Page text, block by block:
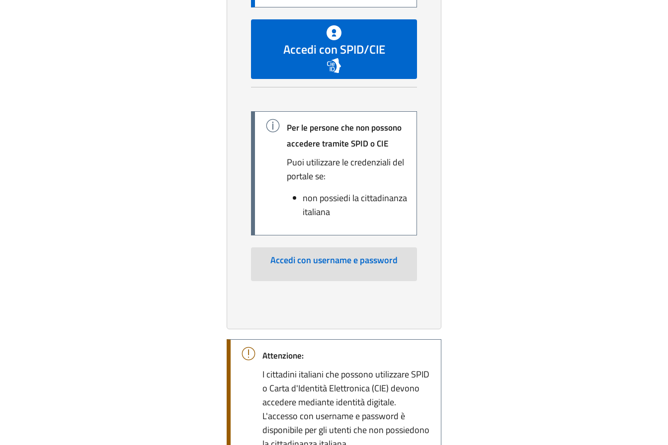
Accedi con SPID/CIE
Per le persone che non possono
accedere tramite SPID o CIE
Puoi utilizzare le credenziali del
portale se:
non possiedi la cittadinanza
italiana
Accedi con username e password
Attenzione:
I cittadini italiani che possono utilizzare SPID
o Carta d'Identità Elettronica (CIE) devono
accedere mediante identità digitale.
L'accesso con username e password è
disponibile per gli utenti che non possiedono